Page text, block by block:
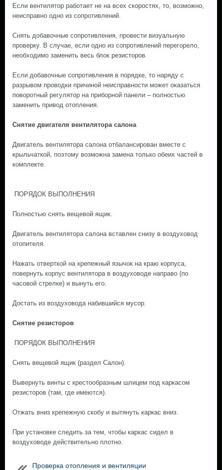
Если вентилятор работает не на всех скоростях, то, возможно,
неисправно одно из сопротивлений.
Снять добавочные сопротивления, провести визуальную
проверку. В случае, если одно из сопротивлений перегорело,
необходимо заменить весь блок резисторов.
Если добавочные сопротивления в порядке, то наряду с
разрывом проводки причиной неисправности может оказаться
поворотный регулятор на приборной панели – полностью
заменить привод отопления.
Снятие двигателя вентилятора салона
Двигатель вентилятора салона отбалансирован вместе с
крыльчаткой, поэтому возможна замена только обеих частей в
комплекте.
ПОРЯДОК ВЫПОЛНЕНИЯ
Полностью снять вещевой ящик.
Двигатель вентилятора салона вставлен снизу в воздуховод
отопителя.
Нажать отверткой на крепежный язычок на краю корпуса,
повернуть корпус вентилятора в воздуховоде направо (по
часовой стрелке) и вынуть его.
Достать из воздуховода набившийся мусор.
Снятие резисторов
ПОРЯДОК ВЫПОЛНЕНИЯ
Снять вещевой ящик (раздел Салон).
Вывернуть винты с крестообразным шлицем под каркасом
резисторов (там, где имеются).
Отжать вниз крепежную скобу и вытянуть каркас вниз.
При установке следить за тем, чтобы каркас сидел в
воздуховоде действительно плотно.
Проверка отопления и вентиляции